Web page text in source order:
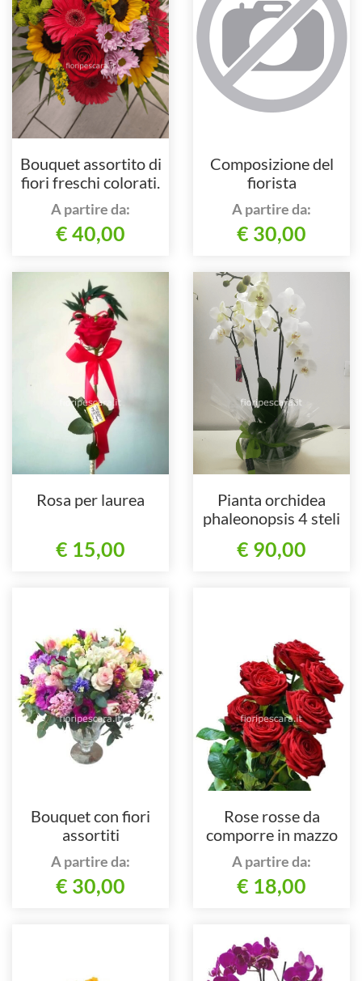
Bouquet assortito di
fiori freschi colorati.
A partire da:
€ 40,00
Composizione del
fiorista
A partire da:
€ 30,00
Rosa per laurea
€ 15,00
Pianta orchidea
phaleonopsis 4 steli
€ 90,00
Bouquet con fiori
assortiti
A partire da:
€ 30,00
Rose rosse da
comporre in mazzo
per numero di steli.
A partire da:
€ 18,00